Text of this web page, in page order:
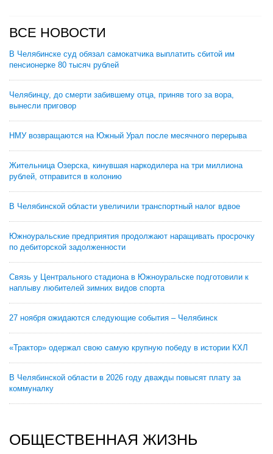
ВСЕ НОВОСТИ
В Челябинске суд обязал самокатчика выплатить сбитой им
пенсионерке 80 тысяч рублей
Челябинцу, до смерти забившему отца, приняв того за вора,
вынесли приговор
НМУ возвращаются на Южный Урал после месячного перерыва
Жительница Озерска, кинувшая наркодилера на три миллиона
рублей, отправится в колонию
В Челябинской области увеличили транспортный налог вдвое
Южноуральские предприятия продолжают наращивать просрочку
по дебиторской задолженности
Связь у Центрального стадиона в Южноуральске подготовили к
наплыву любителей зимних видов спорта
27 ноября ожидаются следующие события – Челябинск
«Трактор» одержал свою самую крупную победу в истории КХЛ
В Челябинской области в 2026 году дважды повысят плату за
коммуналку
ОБЩЕСТВЕННАЯ ЖИЗНЬ